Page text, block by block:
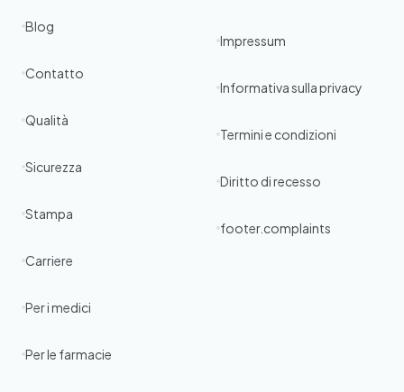
Blog
Contatto
Qualità
Sicurezza
Stampa
Carriere
Per i medici
Per le farmacie
Impressum
Informativa sulla privacy
Termini e condizioni
Diritto di recesso
footer.complaints